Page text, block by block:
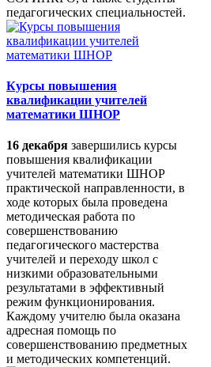
педагогических специальностей.
Курсы повышения
квалификации учителей
математики ШНОР
16 декабря завершились курсы
повышения квалификации
учителей математики ШНОР
практической направленности, в
ходе которых была проведена
методическая работа по
совершенствованию
педагогического мастерства
учителей и переходу школ с
низкими образовательными
результатами в эффективный
режим функционирования.
Каждому учителю была оказана
адресная помощь по
совершенствованию предметных
и методических компетенций.